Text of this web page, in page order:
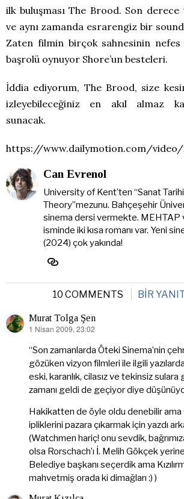
ilk buluşması The Brood. Son
ve aynı zamanda esrarengiz bir
Zaten filmin birçok sahnesinin nefes
başrolü oynuyor Shore’un besteleri.
İddia ediyorum, The Brood, size
izleyebileceğiniz en akıl almaz
sunacak.
https://www.dailymotion.com/video/
Can Evrenol
University of Kent’ten “Sanat
Theory”mezunu. Bahçeşehir
sinema dersi vermekte. MEHTAP
isminde iki kısa romanı var. Yeni
(2024) çok yakında!
10 COMMENTS BIR
Murat Tolga Şen
dedi
1 Nisan 2009, 23:02
“Son zamanlarda Öteki Sinema’nin
gözüken vizyon filmleri ile ilgili
eski, karanlık, cilasız ve tekinsiz
zamanı geldi de geçiyor diye
Hakikatten de öyle oldu denebilir ama
ipliklerini pazara çıkarmak için yazdı
(Watchmen hariç! onu sevdik,
olsa Rorschach’ı İ. Melih Gökçek
Belediye başkanı seçerdik ama
mahvetmiş orada ki dimağları :) )